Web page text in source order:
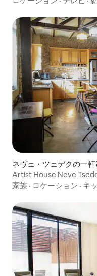
ネヴェ・ツェデクの一軒
Artist House Neve
家族 · ロケーション · キ